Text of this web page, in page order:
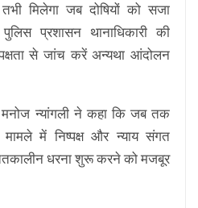
तभी मिलेगा जब दोषियों को सजा
प्रशासन थानाधिकारी की
से जांच करें अन्यथा आंदोलन
मनोज न्यांगली ने कहा कि जब तक
मामले में निष्पक्ष और न्याय संगत
धरना शुरू करने को मजबूर